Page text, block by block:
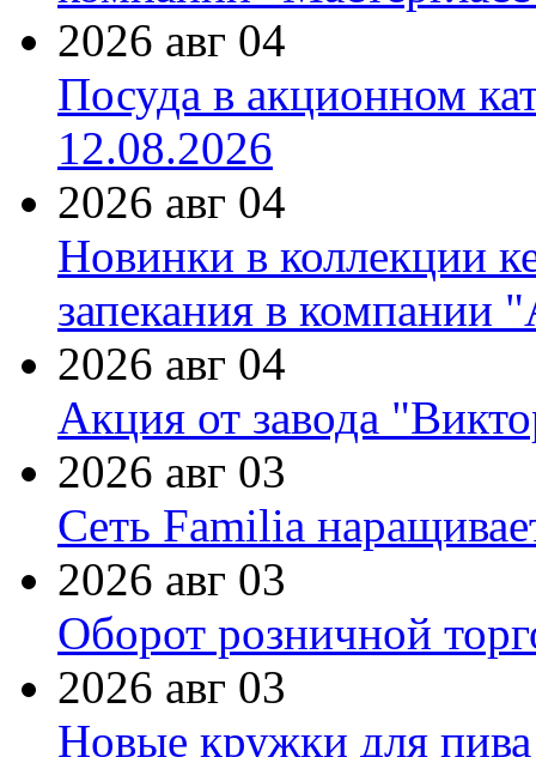
2026 авг 04
Посуда в акционном
12.08.2026
2026 авг 04
Новинки в коллекции
запекания в компании
2026 авг 04
Акция от завода
2026 авг 03
Сеть Familia
2026 авг 03
Оборот розничной
2026 авг 03
Новые кружки для